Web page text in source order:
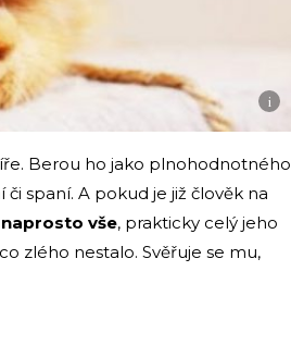
i
Berou ho jako plnohodnotného
spaní. A pokud je již člověk na
vše, prakticky celý jeho
zlého nestalo. Svěřuje se mu,